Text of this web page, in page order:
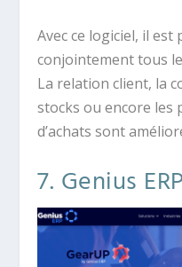
Avec ce logiciel, il
conjointement tous
La relation client, la
stocks ou encore les
d’achats sont
7. Genius